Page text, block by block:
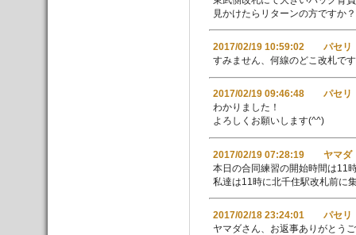
見かけたらリターンの方ですか
2017/02/19 10:59:02 パセリ
すみません、何線のどこ改札で
2017/02/19 09:46:48 パセリ
わかりました！
よろしくお願いします(^^)
2017/02/19 07:28:19 ヤマダ
本日の合同練習の開始時間は11
私達は11時に北千住駅改札前に
2017/02/18 23:24:01 パセリ
ヤマダさん、お返事ありがとう